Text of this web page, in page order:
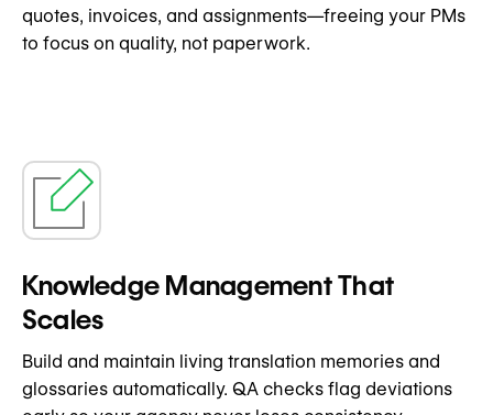
quotes, invoices, and assignments—freeing your PMs
to focus on quality, not paperwork.
Knowledge Management That
Scales
Build and maintain living translation memories and
glossaries automatically. QA checks flag deviations